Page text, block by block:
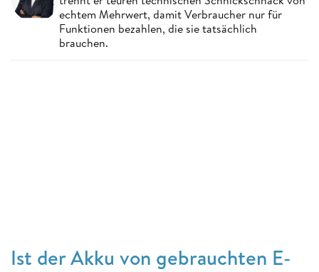
echtem Mehrwert, damit Verbraucher nur für
Funktionen bezahlen, die sie tatsächlich
brauchen.
Ist der Akku von gebrauchten E-